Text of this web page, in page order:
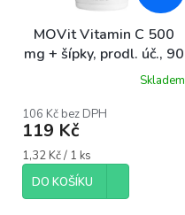
MOVit Vitamin C 500
mg + šípky, prodl. úč., 90
Skladem
106 Kč bez DPH
119 Kč
Měrná
cena:
1,32 Kč / 1 ks
DO KOŠÍKU